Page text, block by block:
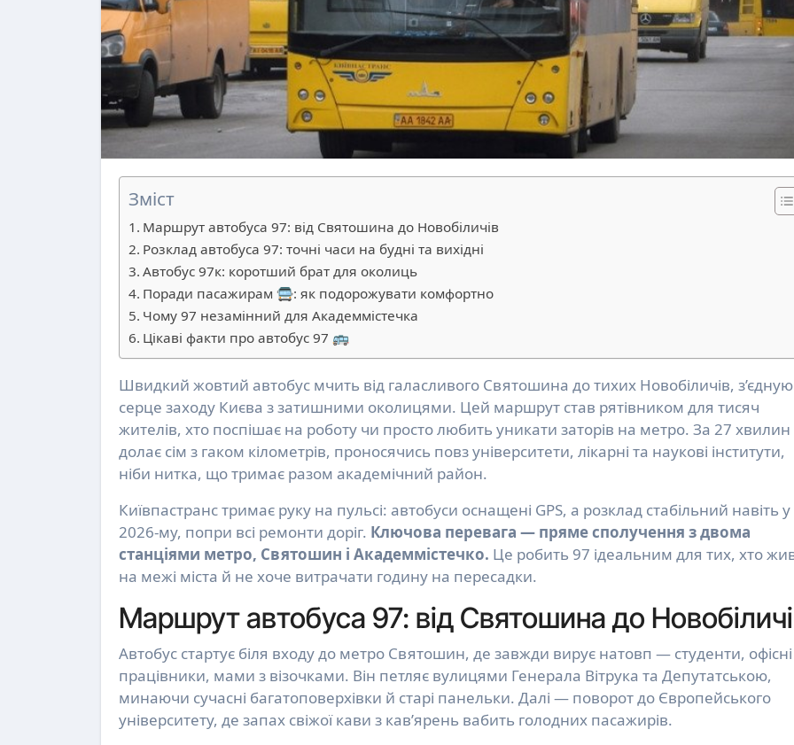
Зміст
Маршрут автобуса 97: від Святошина до Новобіличів
Розклад автобуса 97: точні часи на будні та вихідні
Автобус 97к: коротший брат для околиць
Поради пасажирам 🚍: як подорожувати комфортно
Чому 97 незамінний для Академмістечка
Цікаві факти про автобус 97 🚌
Швидкий жовтий автобус мчить від галасливого Святошина до тихих Новобіличів, з’єднуючи
серце заходу Києва з затишними околицями. Цей маршрут став рятівником для тисяч
жителів, хто поспішає на роботу чи просто любить уникати заторів на метро. За 27 хвилин
долає сім з гаком кілометрів, проносячись повз університети, лікарні та наукові інститути,
ніби нитка, що тримає разом академічний район.
Київпастранс тримає руку на пульсі: автобуси оснащені GPS, а розклад стабільний навіть у
2026-му, попри всі ремонти доріг. Ключова перевага — пряме сполучення з двома
станціями метро, Святошин і Академмістечко. Це робить 97 ідеальним для тих, хто
на межі міста й не хоче витрачати годину на пересадки.
Маршрут автобуса 97: від Святошина до
Автобус стартує біля входу до метро Святошин, де завжди вирує натовп — студенти, офісні
працівники, мами з візочками. Він петляє вулицями Генерала Вітрука та Депутатською,
минаючи сучасні багатоповерхівки й старі панельки. Далі — поворот до Європейського
університету, де запах свіжої кави з кав’ярень вабить голодних пасажирів.